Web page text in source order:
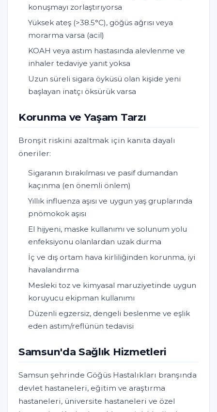
konuşmayı zorlaştırıyorsa
Yüksek ateş (>38.5°C), göğüs ağrısı veya
morarma varsa (acil)
KOAH veya astım hastasında alevlenme ve
inhaler tedaviye yanıt yoksa
Uzun süreli sigara öyküsü olan kişide yeni
başlayan inatçı öksürük varsa
Korunma ve Yaşam Tarzı
Bronşit riskini azaltmak için kanıta dayalı
öneriler:
Sigaranın bırakılması ve pasif dumandan
kaçınma (en önemli önlem)
Yıllık influenza aşısı ve uygun yaş gruplarında
pnömokok aşısı
El hijyeni, maske kullanımı ve solunum yolu
enfeksiyonu olanlardan uzak durma
İç ve dış ortam hava kirliliğinden korunma, iyi
havalandırma
Mesleki toz ve kimyasal maruziyetinde uygun
koruyucu ekipman kullanımı
Düzenli egzersiz, dengeli beslenme ve eşlik
eden astım/reflünün tedavisi
Samsun'da Sağlık Hizmetleri
Samsun şehrinde Göğüs Hastalıkları branşında
devlet hastaneleri, eğitim ve araştırma
hastaneleri, üniversite hastaneleri ve özel